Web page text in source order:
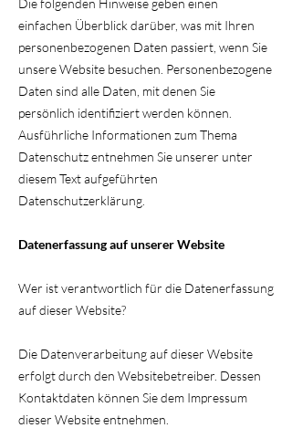
Die folgenden Hinweise geben einen
einfachen Überblick darüber, was mit Ihren
personenbezogenen Daten passiert, wenn Sie
unsere Website besuchen. Personenbezogene
Daten sind alle Daten, mit denen Sie
persönlich identifiziert werden können.
Ausführliche Informationen zum Thema
Datenschutz entnehmen Sie unserer unter
diesem Text aufgeführten
Datenschutzerklärung.
Datenerfassung auf unserer Website
Wer ist verantwortlich für die Datenerfassung
auf dieser Website?
Die Datenverarbeitung auf dieser Website
erfolgt durch den Websitebetreiber. Dessen
Kontaktdaten können Sie dem Impressum
dieser Website entnehmen.